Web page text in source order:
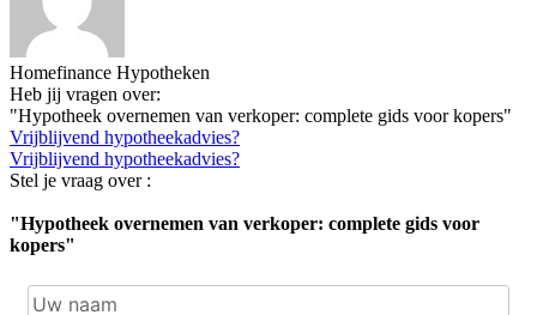
Homefinance Hypotheken
Heb jij vragen over:
"Hypotheek overnemen van verkoper: complete gids voor kopers"
Vrijblijvend hypotheekadvies?
Vrijblijvend hypotheekadvies?
Stel je vraag over :
"Hypotheek overnemen van verkoper: complete gids voor
kopers"